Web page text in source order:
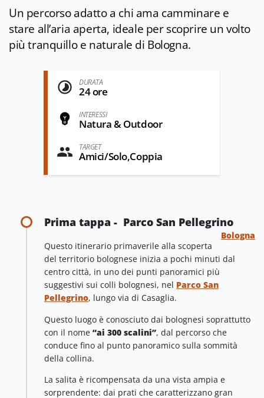
Un percorso adatto a chi ama camminare e
stare all’aria aperta, ideale per scoprire un volto
più tranquillo e naturale di Bologna.
DURATA
24 ore
INTERESSI
Natura & Outdoor
TARGET
Amici/Solo,Coppia
Prima tappa - Parco San Pellegrino
Bologna
Questo itinerario primaverile alla scoperta
del territorio bolognese inizia a pochi minuti dal
centro città, in uno dei punti panoramici più
suggestivi sui colli bolognesi, nel Parco San
Pellegrino, lungo via di Casaglia.
Questo luogo è conosciuto dai bolognesi soprattutto
con il nome “ai 300 scalini”, dal percorso che
conduce fino al punto panoramico sulla sommità
della collina.
La salita è ricompensata da una vista ampia e
sorprendente: dai prati che caratterizzano gran